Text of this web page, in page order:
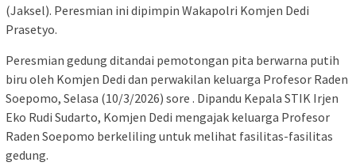
(Jaksel). Peresmian ini dipimpin Wakapolri Komjen Dedi
Prasetyo.
Peresmian gedung ditandai pemotongan pita berwarna putih
biru oleh Komjen Dedi dan perwakilan keluarga Profesor Raden
Soepomo, Selasa (10/3/2026) sore . Dipandu Kepala STIK Irjen
Eko Rudi Sudarto, Komjen Dedi mengajak keluarga Profesor
Raden Soepomo berkeliling untuk melihat fasilitas-fasilitas
gedung.